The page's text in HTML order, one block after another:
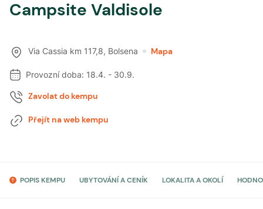
Campsite Valdisole
Via Cassia km 117,8, Bolsena Mapa
Provozní doba: 18.4. - 30.9.
Zavolat do kempu
Přejít na web kempu
POPIS KEMPU UBYTOVÁNÍ A CENÍK LOKALITA A OKOLÍ